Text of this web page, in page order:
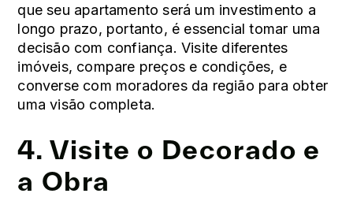
que seu apartamento será um investimento a
longo prazo, portanto, é essencial tomar uma
decisão com confiança. Visite diferentes
imóveis, compare preços e condições, e
converse com moradores da região para obter
uma visão completa.
4. Visite o Decorado e
a Obra